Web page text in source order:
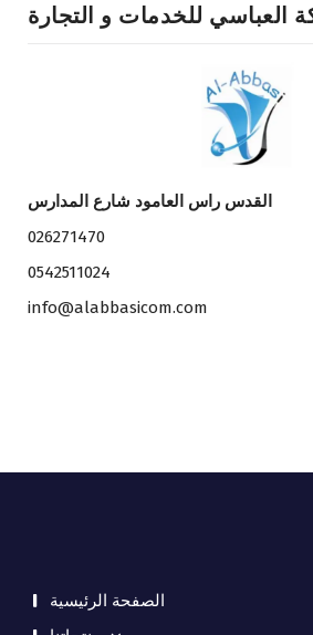
العباسي للخدمات و التجارة
القدس راس العامود شارع المدارس
026271470
0542511024
info@alabbasicom.com
الصفحة الرئيسية